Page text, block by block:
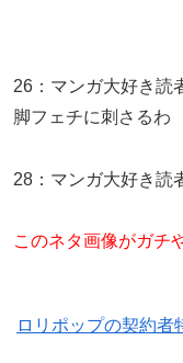
26 ： マンガ大好き読
脚フェチに刺さるわ
28 ： マンガ大好き読
このネタ画像がガチ
ロリポップの契約者